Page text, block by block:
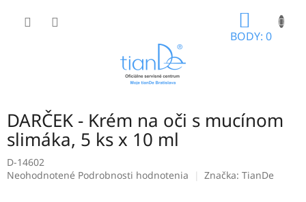
KOŠÍK
BODY: 0
DARČEK - Krém na oči s mucínom
slimáka, 5 ks x 10 ml
D-14602
Priemerné
Neohodnotené Podrobnosti hodnotenia Značka: TianDe